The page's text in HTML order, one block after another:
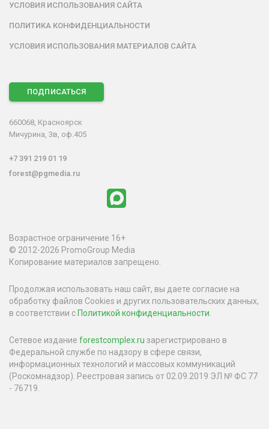
УСЛОВИЯ ИСПОЛЬЗОВАНИЯ САЙТА
ПОЛИТИКА КОНФИДЕНЦИАЛЬНОСТИ
УСЛОВИЯ ИСПОЛЬЗОВАНИЯ МАТЕРИАЛОВ САЙТА
ПОДПИСАТЬСЯ
660068, Красноярск
Мичурина, 3в, оф.405
+7 391 219 01 19
forest@pgmedia.ru
Возрастное ограничение 16+
© 2012-2026 PromoGroup Media
Копирование материалов запрещено.
Продолжая использовать наш сайт, вы даете согласие на
обработку файлов Cookies и других пользовательских данных,
в соответствии с Политикой конфиденциальности
Сетевое издание forestcomplex.ru зарегистрировано в
Федеральной службе по надзору в сфере связи,
информационных технологий и массовых коммуникаций
(Роскомнадзор). Реестровая запись от 02.09.2019 ЭЛ № ФС 77
- 76719.